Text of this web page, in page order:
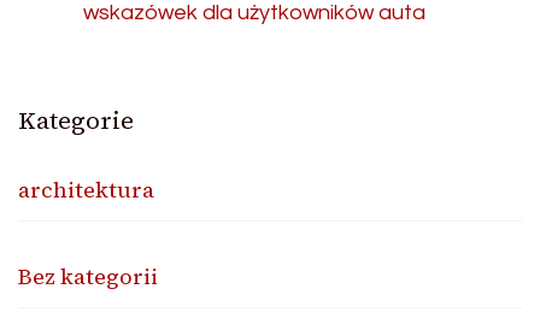
wskazówek dla użytkowników auta
Kategorie
architektura
Bez kategorii